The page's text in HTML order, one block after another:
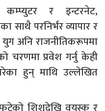
र इन्टरनेट,
साथै परनिर्भर व्यापार र
युग अनि राजनीतिकरूपमा
चरणमा प्रवेश गर्नु केही
हुन् माथि उल्लेखित